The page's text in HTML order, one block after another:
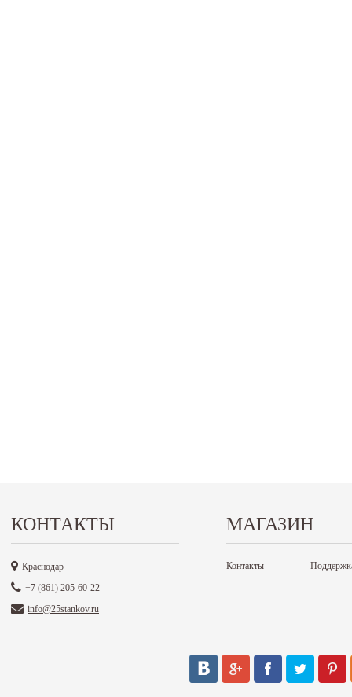
КОНТАКТЫ
Краснодар
+7 (861) 205-60-22
info@25stankov.ru
МАГАЗИН
Контакты